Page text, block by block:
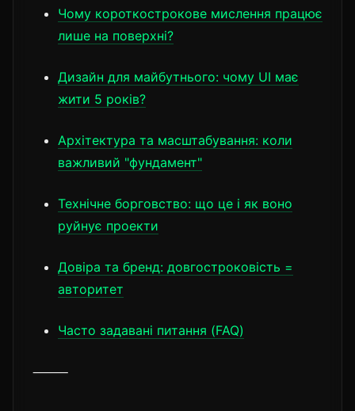
Чому короткострокове мислення працює
лише на поверхні?
Дизайн для майбутнього: чому UI має
жити 5 років?
Архітектура та масштабування: коли
важливий "фундамент"
Технічне борговство: що це і як воно
руйнує проекти
Довіра та бренд: довгостроковість =
авторитет
Часто задавані питання (FAQ)
⸻